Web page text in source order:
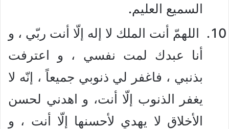
السميع العليم.
اللهمّ أنت الملك لا إله إلّا أنت ربّي ، و
أنا عبدك لمت نفسي ، و اعترفت
بذنبي ، فاغفر لي ذنوبي جميعاً ، إنّه لا
يغفر الذنوب إلّا أنت، و اهدني لحسن
الأخلاق لا يهدي لأحسنها إلّا أنت ، و